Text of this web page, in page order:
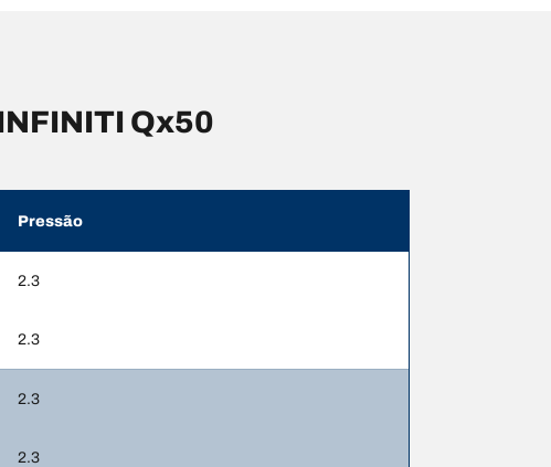
Qx50
Pressão
2.3
2.3
2.3
2.3